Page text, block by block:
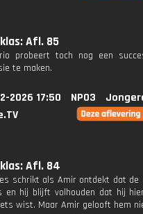
Afl. 85
probeert toch nog een
te maken.
2026 17:50 NPO3
Afl. 84
schrikt als Amir ontdekt dat de
en hij blijft volhouden dat hij
wist. Maar Amir gelooft hem